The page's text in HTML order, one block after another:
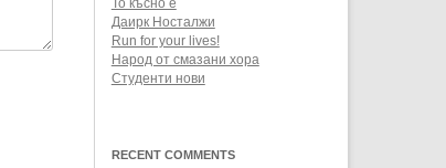
То късно е
Даирк Носталжи
Run for your lives!
Народ от смазани хора
Студенти нови
RECENT COMMENTS